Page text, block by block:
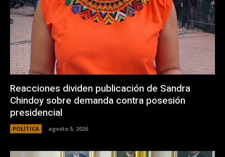
Reacciones dividen publicación de Sandra
Chindoy sobre demanda contra posesión
presidencial
POLÍTICA agosto 5, 2026